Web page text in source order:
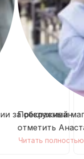
заПрекрасный
отметить
Читать полностью